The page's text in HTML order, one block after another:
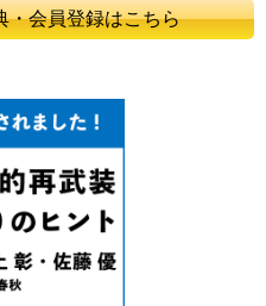
・会員登録はこちら